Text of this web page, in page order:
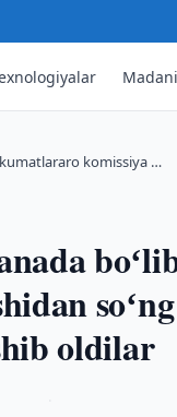
komissiya …
oldilar